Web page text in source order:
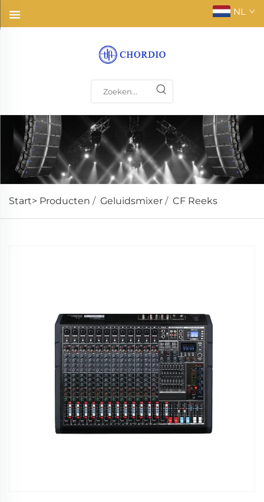
NL
Start> Producten / Geluidsmixer / CF Reeks